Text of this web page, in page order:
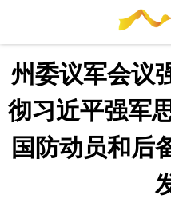
州委议军会议
彻习近平强军
国防动员和后